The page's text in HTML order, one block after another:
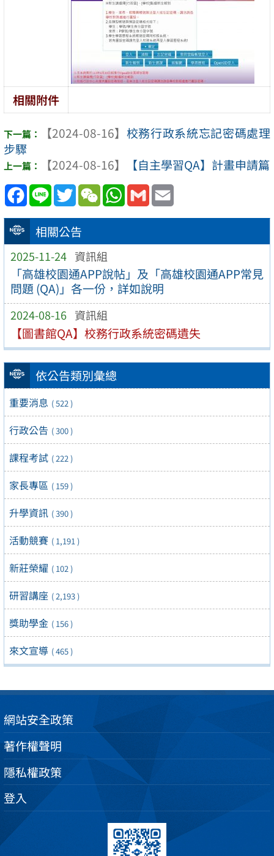
相關公告
2025-11-24 資訊組
「高雄校園通APP說帖」及「高雄校園通APP常見
問題 (QA)」各一份，詳如說明
2024-08-16 資訊組
【圖書館QA】校務行政系統密碼遺失
依公告類別彙總
重要消息 ( 522 )
行政公告 ( 300 )
課程考試 ( 222 )
家長專區 ( 159 )
升學資訊 ( 390 )
活動競賽 ( 1,191 )
新莊榮耀 ( 102 )
研習講座 ( 2,193 )
獎助學金 ( 156 )
來文宣導 ( 465 )
相關附件
【2024-08-16】 校務行政系統忘記密碼處理
步驟
【2024-08-16】
【自主學習QA】計畫申請篇
Facebook
Line TwitterWeChatWhatsApp
Gmail
網站安全政策
著作權聲明
隱私權政策
登入